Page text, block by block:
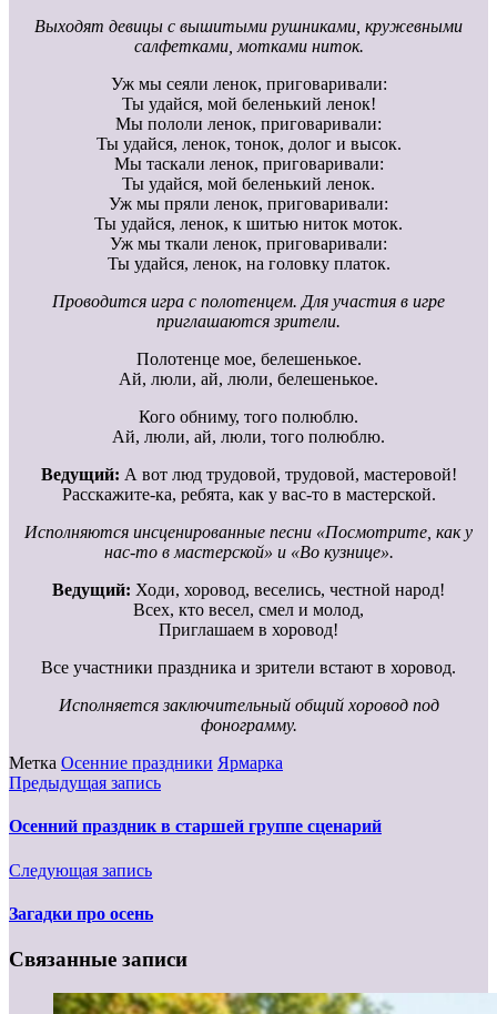
Выходят девицы с вышитыми рушниками, кружевными
салфетками, мотками ниток.
Уж мы сеяли ленок, приговаривали:
Ты удайся, мой беленький ленок!
Мы пололи ленок, приговаривали:
Ты удайся, ленок, тонок, долог и высок.
Мы таскали ленок, приговаривали:
Ты удайся, мой беленький ленок.
Уж мы пряли ленок, приговаривали:
Ты удайся, ленок, к шитью ниток моток.
Уж мы ткали ленок, приговаривали:
Ты удайся, ленок, на головку платок.
Проводится игра с полотенцем. Для участия в игре
приглашаются зрители.
Полотенце мое, белешенькое.
Ай, люли, ай, люли, белешенькое.
Кого обниму, того полюблю.
Ай, люли, ай, люли, того полюблю.
Ведущий: А вот люд трудовой, трудовой, мастеровой!
Расскажите-ка, ребята, как у вас-то в мастерской.
Исполняются инсценированные песни «Посмотрите, как у
нас-то в мастерской» и «Во кузнице».
Ведущий: Ходи, хоровод, веселись, честной народ!
Всех, кто весел, смел и молод,
Приглашаем в хоровод!
Все участники праздника и зрители встают в хоровод.
Исполняется заключительный общий хоровод под
фонограмму.
Метка Осенние праздники Ярмарка
Предыдущая запись
Осенний праздник в старшей группе сценарий
Следующая запись
Загадки про осень
Связанные записи